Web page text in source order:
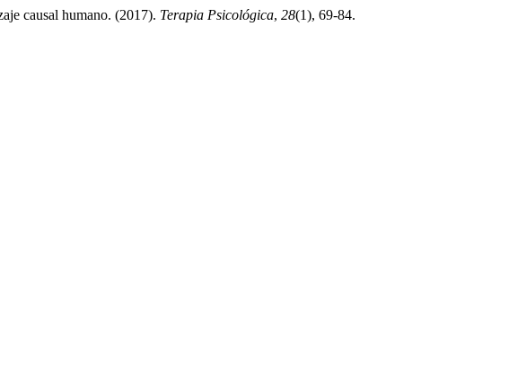
causal humano. (2017). Terapia Psicológica, 28(1), 69-84.